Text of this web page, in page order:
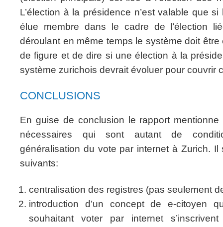
L’élection à la présidence n’est valable que
élue membre dans le cadre de l’élection
déroulant en même temps le système doit
de figure et de dire si une élection à la
système zurichois devrait évoluer pour couvrir
CONCLUSIONS
En guise de conclusion le rapport
nécessaires qui sont autant de
généralisation du vote par internet à Zurich. Il
suivants:
centralisation des registres (pas seulement
introduction d’un concept de e-citoyen
souhaitant voter par internet